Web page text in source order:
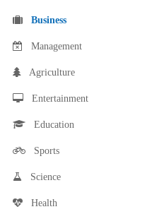
Business
Management
Agriculture
Entertainment
Education
Sports
Science
Health